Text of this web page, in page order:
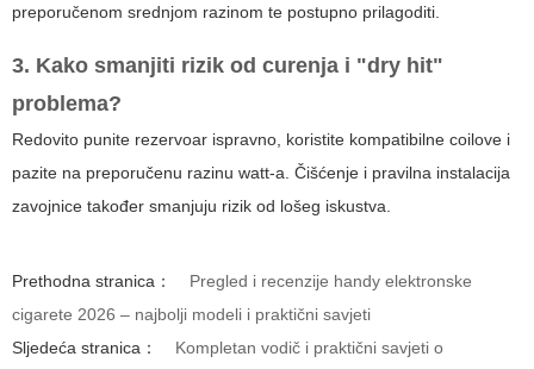
preporučenom srednjom razinom te postupno prilagoditi.
3. Kako smanjiti rizik od curenja i "dry hit"
problema?
Redovito punite rezervoar ispravno, koristite kompatibilne coilove i
pazite na preporučenu razinu watt-a. Čišćenje i pravilna instalacija
zavojnice također smanjuju rizik od lošeg iskustva.
Prethodna stranica：
Pregled i recenzije handy elektronske
cigarete 2026 – najbolji modeli i praktični savjeti
Sljedeća stranica：
Kompletan vodič i praktični savjeti o